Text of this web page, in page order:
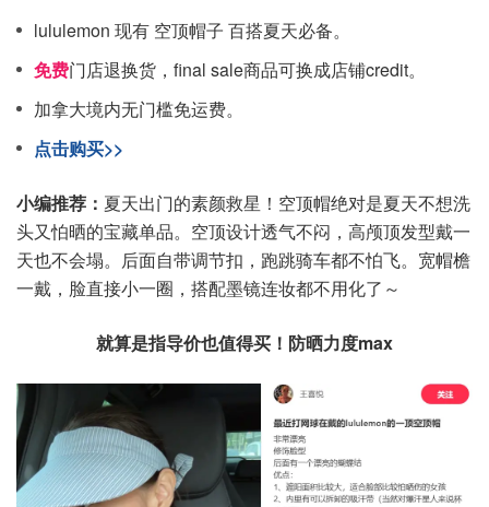
lululemon 现有 空顶帽子 百搭夏天必备。
免费门店退换货，final sale商品可换成店铺credit。
加拿大境内无门槛免运费。
点击购买>>
小编推荐： 夏天出门的素颜救星！空顶帽绝对是夏天不想洗
头又怕晒的宝藏单品。空顶设计透气不闷，高颅顶发型戴一
天也不会塌。后面自带调节扣，跑跳骑车都不怕飞。宽帽檐
一戴，脸直接小一圈，搭配墨镜连妆都不用化了～
就算是指导价也值得买！防晒力度max